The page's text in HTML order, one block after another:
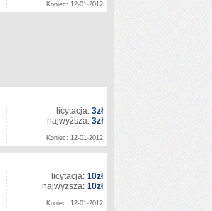
Koniec: 12-01-2012
licytacja: 3zł
najwyższa: 3zł
Koniec: 12-01-2012
licytacja: 10zł
najwyższa: 10zł
Koniec: 12-01-2012